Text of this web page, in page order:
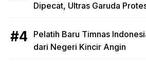
Dipecat, Ultras Garuda
Pelatih Baru Timnas
dari Negeri Kincir Angin